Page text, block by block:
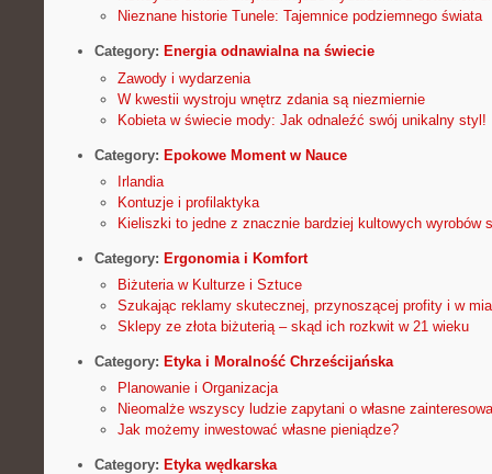
Nieznane historie Tunele: Tajemnice podziemnego świata
Category: Energia odnawialna na świecie
Zawody i wydarzenia
W kwestii wystroju wnętrz zdania są niezmiernie
Kobieta w świecie mody: Jak odnaleźć swój unikalny styl!
Category: Epokowe Moment w Nauce
Irlandia
Kontuzje i profilaktyka
Kieliszki to jedne z znacznie bardziej kultowych wyrobów
Category: Ergonomia i Komfort
Biżuteria w Kulturze i Sztuce
Szukając reklamy skutecznej, przynoszącej profity i w
Sklepy ze złota biżuterią – skąd ich rozkwit w 21 wieku
Category: Etyka i Moralność Chrześcijańska
Planowanie i Organizacja
Nieomalże wszyscy ludzie zapytani o własne
Jak możemy inwestować własne pieniądze?
Category: Etyka wędkarska